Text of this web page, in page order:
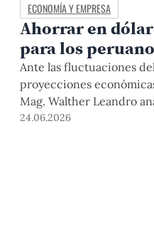
ECONOMÍA Y EMPRESA
Ahorrar en
para los
Ante las fluctuaciones
proyecciones
Mag. Walther Leandro
y las situaciones en las
24.06.2026